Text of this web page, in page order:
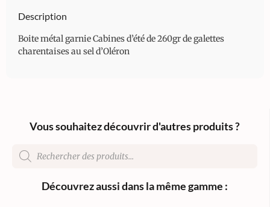
Description
Boite métal garnie Cabines d’été de 260gr de galettes
charentaises au sel d’Oléron
Vous souhaitez découvrir d'autres produits ?
Découvrez aussi dans la même gamme :